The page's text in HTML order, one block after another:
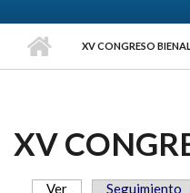
XV CONGRESO BIENAL
XV
Ver (solapa activa)
Seguimiento